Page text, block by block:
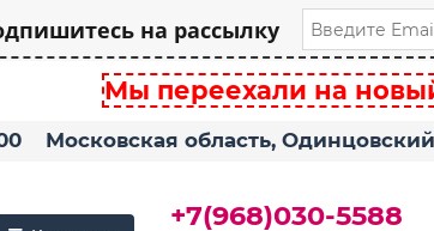
на рассылку
Мы переехали на
Московская область,
+7(968)030-5588